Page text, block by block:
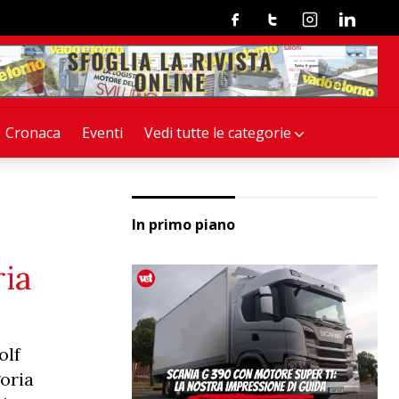
Cronaca Eventi Vedi tutte le categorie
FacebookTwitterInstagramLinkedin
In primo piano